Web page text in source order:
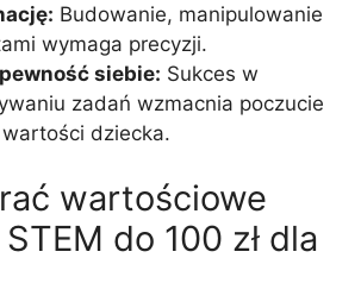
Budowanie, manipulowanie
wymaga precyzji.
siebie: Sukces w
zadań wzmacnia poczucie
wartości dziecka.
wartościowe
do 100 zł dla